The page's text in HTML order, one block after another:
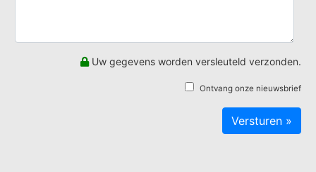
Uw gegevens worden versleuteld verzonden.
Ontvang onze nieuwsbrief